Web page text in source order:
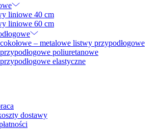
liniowe 40 cm
liniowe 60 cm
– metalowe listwy przypodłogowe
poliuretanowe
elastyczne
dostawy